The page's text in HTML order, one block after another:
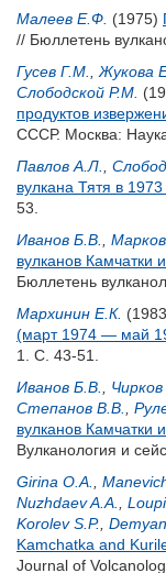
Малеев Е.Ф. (1975)
// Бюллетень
Гусев Г.М.
Жукова
Слободской Р.М.
продуктов
СССР. Москва:
Павлов А.Л.
вулкана Тятя в 1973
53.
Иванов Б.В.
вулканов Камчатки
Бюллетень
Мархинин Е.К.
(март 1974 — май
1. С. 43-51.
Иванов Б.В.
Степанов В.В.
вулканов Камчатки
Вулканология и
Girina O.A.
Nuzhdaev A.A.
Korolev S.P.
Kamchatka and
Journal of